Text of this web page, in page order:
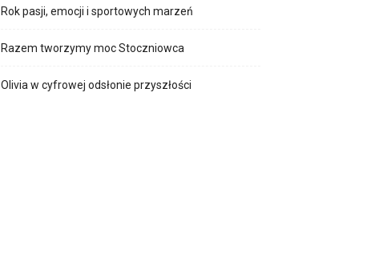
Rok pasji, emocji i sportowych marzeń
Razem tworzymy moc Stoczniowca
Olivia w cyfrowej odsłonie przyszłości